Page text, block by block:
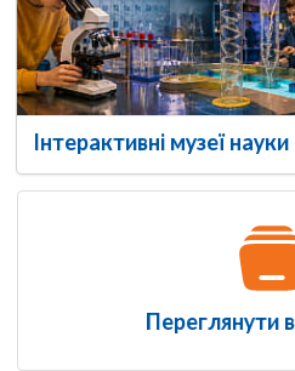
Інтерактивні музеї науки
Переглянути